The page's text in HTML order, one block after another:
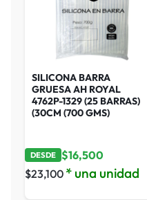
SILICONA BARRA
GRUESA AH ROYAL
4762P-1329 (25 BARRAS)
(30CM (700 GMS)
DESDE $16,500
$23,100 * una unidad